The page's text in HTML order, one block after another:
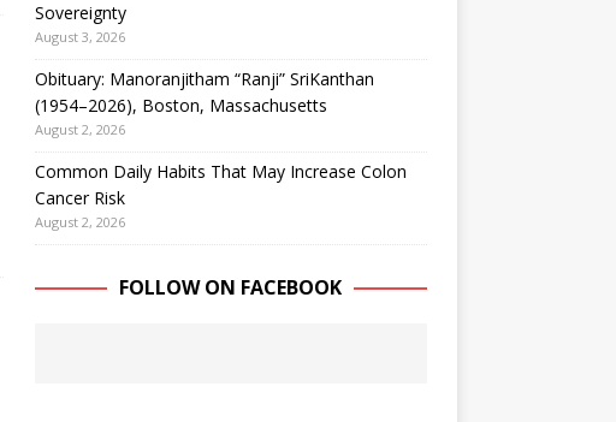
Sovereignty
August 3, 2026
Obituary: Manoranjitham “Ranji” SriKanthan
(1954–2026), Boston, Massachusetts
August 2, 2026
Common Daily Habits That May Increase Colon
Cancer Risk
August 2, 2026
FOLLOW ON FACEBOOK